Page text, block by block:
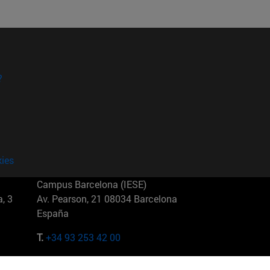
3
Campus Barcelona (IESE)
Av. Pearson, 21 08034 Barcelona
España
T.+34 93 253 42 00